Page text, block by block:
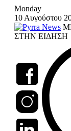
Skip
content
Monday
10 Αυγούστου
ΣΤΗΝ ΕΙΔΗΣΗ